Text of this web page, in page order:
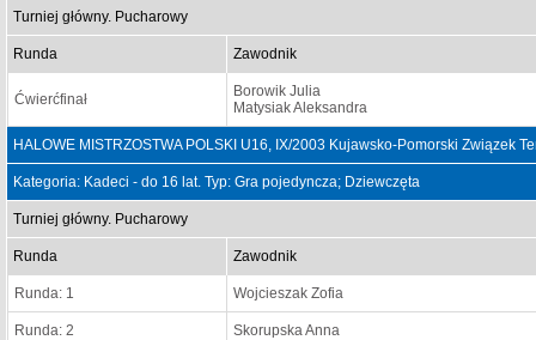
Turniej główny. Pucharowy
Runda Zawodnik
Ćwierćfinał
Borowik Julia
Matysiak Aleksandra
HALOWE MISTRZOSTWA POLSKI U16, IX/2003 Kujawsko-Pomorski Związek
Kategoria: Kadeci - do 16 lat. Typ: Gra pojedyncza; Dziewczęta
Turniej główny. Pucharowy
Runda Zawodnik
Runda: 1 Wojcieszak Zofia
Runda: 2 Skorupska Anna